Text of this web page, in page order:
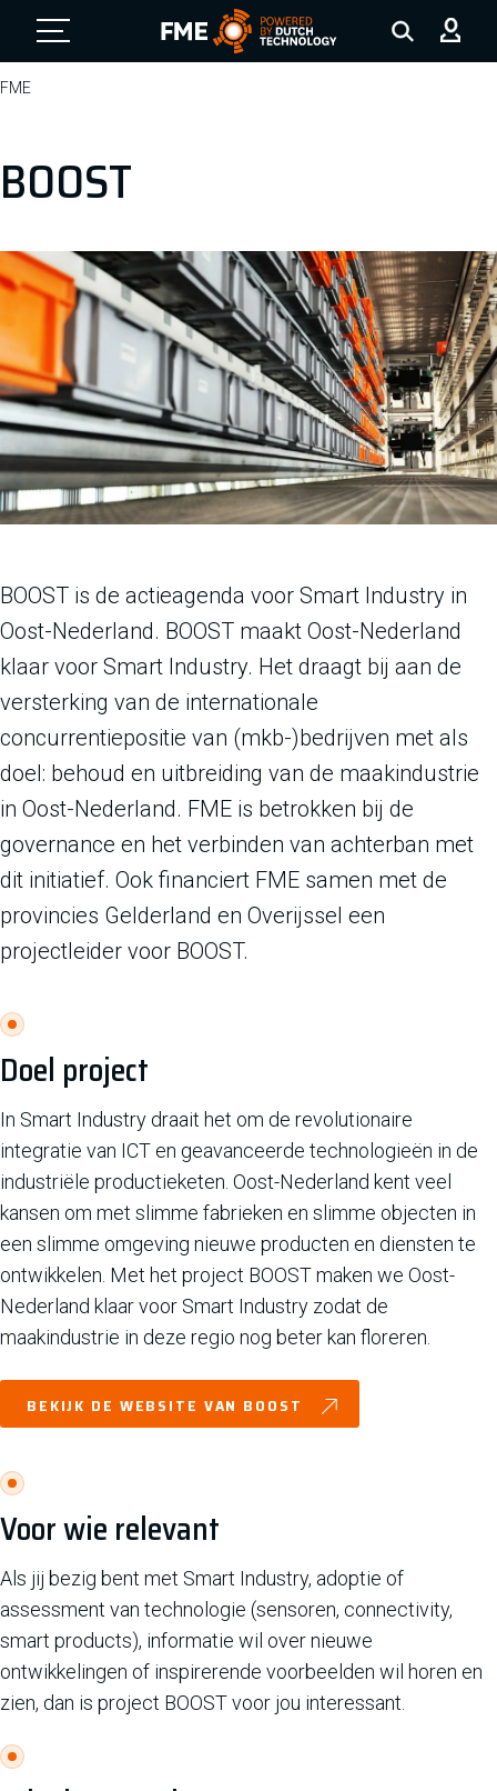
FME Logo, to the homepage
FME
BOOST
BOOST is de actieagenda voor Smart Industry in
Oost-Nederland. BOOST maakt Oost-Nederland
klaar voor Smart Industry. Het draagt bij aan de
versterking van de internationale
concurrentiepositie van (mkb-)bedrijven met als
doel: behoud en uitbreiding van de maakindustrie
in Oost-Nederland. FME is betrokken bij de
governance en het verbinden van achterban met
dit initiatief. Ook financiert FME samen met de
provincies Gelderland en Overijssel een
projectleider voor BOOST.
Doel project
In Smart Industry draait het om de revolutionaire
integratie van ICT en geavanceerde technologieën in de
industriële productieketen. Oost-Nederland kent veel
kansen om met slimme fabrieken en slimme objecten in
een slimme omgeving nieuwe producten en diensten te
ontwikkelen. Met het project BOOST maken we Oost-
Nederland klaar voor Smart Industry zodat de
maakindustrie in deze regio nog beter kan floreren.
BEKIJK DE WEBSITE VAN BOOST
Voor wie relevant
Als jij bezig bent met Smart Industry, adoptie of
assessment van technologie (sensoren, connectivity,
smart products), informatie wil over nieuwe
ontwikkelingen of inspirerende voorbeelden wil horen en
zien, dan is project BOOST voor jou interessant.